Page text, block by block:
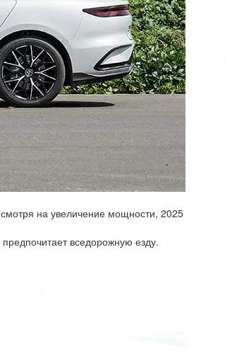
на увеличение мощности, 2025
вседорожную езду.